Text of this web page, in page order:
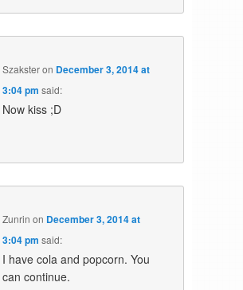
Szaksteron December 3, 2014 at
3:04 pm said:
Now kiss ;D
Zunrin on December 3, 2014 at
3:04 pm said:
I have cola and popcorn. You
can continue.